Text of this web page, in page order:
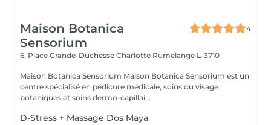
Maison Botanica
Sensorium
4
6, Place Grande-Duchesse Charlotte Rumelange L-3710
Maison Botanica Sensorium Maison Botanica Sensorium est un
centre spécialisé en pédicure médicale, soins du visage
botaniques et soins dermo-capillai...
D-Stress + Massage Dos Maya